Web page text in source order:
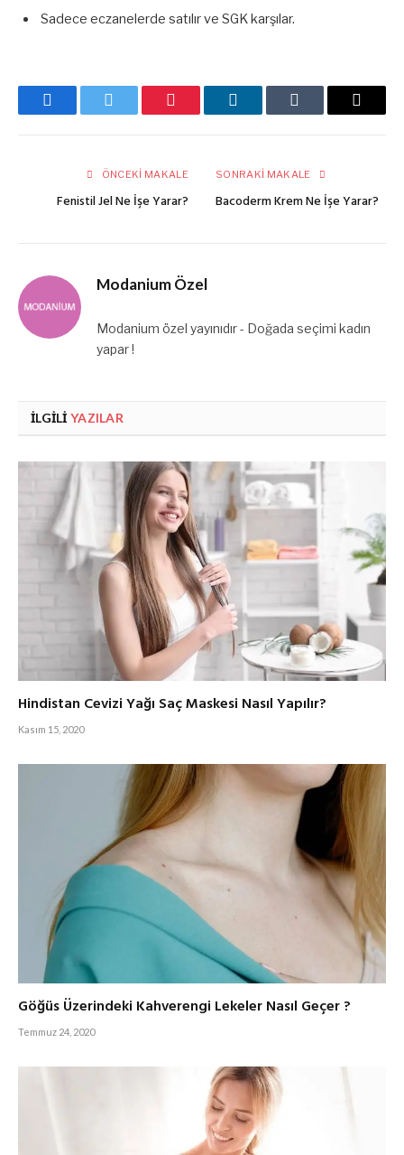
Sadece eczanelerde satılır ve SGK karşılar.
FacebookTwitter Pinterest LinkedInTumblr
E-
ÖNCEKI MAKALE
Fenistil Jel Ne İşe Yarar?
SONRAKI MAKALE
Bacoderm Krem Ne İşe Yarar?
Modanium Özel
Modanium özel yayınıdır - Doğada seçimi kadın
yapar !
İLGILI YAZILAR
Hindistan Cevizi Yağı Saç Maskesi Nasıl Yapılır?
Kasım 15, 2020
Göğüs Üzerindeki Kahverengi Lekeler Nasıl Geçer ?
Temmuz 24, 2020